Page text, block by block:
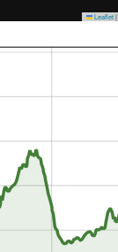
Leaflet|